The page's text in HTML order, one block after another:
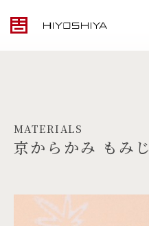
TOP
MATERIALS
京からかみ もみじ